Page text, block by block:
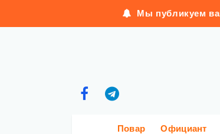
Мы публикуем
Повар Официант